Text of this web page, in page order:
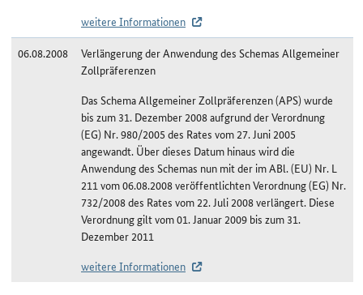
weitere Informationen
06.08.2008
Verlängerung der Anwendung des Schemas Allgemeiner
Zollpräferenzen
Das Schema Allgemeiner Zollpräferenzen (APS) wurde
bis zum 31. Dezember 2008 aufgrund der Verordnung
(EG) Nr. 980/2005 des Rates vom 27. Juni 2005
angewandt. Über dieses Datum hinaus wird die
Anwendung des Schemas nun mit der im ABl. (EU) Nr. L
211 vom 06.08.2008 veröffentlichten Verordnung (EG) Nr.
732/2008 des Rates vom 22. Juli 2008 verlängert. Diese
Verordnung gilt vom 01. Januar 2009 bis zum 31.
Dezember 2011
weitere Informationen